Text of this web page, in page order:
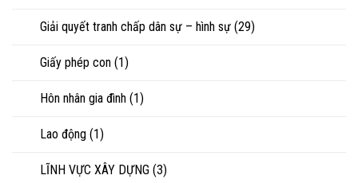
Giải quyết tranh chấp dân sự – hình sự (29)
Giấy phép con (1)
Hôn nhân gia đình (1)
Lao động (1)
LĨNH VỰC XÂY DỰNG (3)